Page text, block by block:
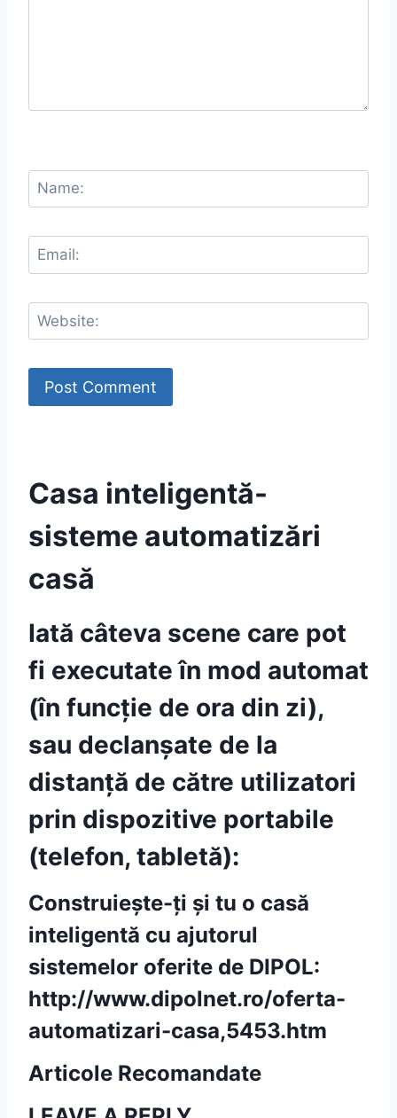
Casa inteligentă-
sisteme automatizări
casă
Iată câteva scene care pot
fi executate în mod automat
(în funcție de ora din zi),
sau declanșate de la
distanță de către utilizatori
prin dispozitive portabile
(telefon, tabletă):
Construiește-ți și tu o casă
inteligentă cu ajutorul
sistemelor oferite de DIPOL:
http://www.dipolnet.ro/oferta-
automatizari-casa,5453.htm
Articole Recomandate